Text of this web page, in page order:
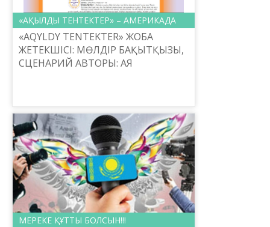
«АҚЫЛДЫ ТЕНТЕКТЕР» – АМЕРИКАДА
«AQYLDY TENTEKTER» ЖОБА
ЖЕТЕКШІСІ: МӨЛДІР БАҚЫТҚЫЗЫ,
СЦЕНАРИЙ АВТОРЫ: АЯ
НҰРЛЫХАН АИТОВА, САЗГЕР: ...
МЕРЕКЕ ҚҰТТЫ БОЛСЫН!!!